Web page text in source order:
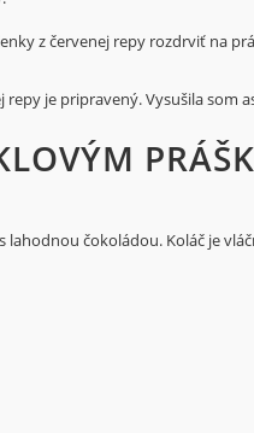
z červenej repy rozdrviť na
repy je pripravený. Vysušila som
čokoládou. Koláč je